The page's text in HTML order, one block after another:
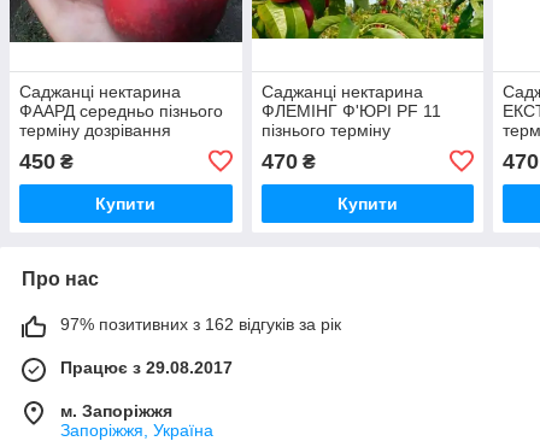
Саджанці нектарина
ФААРД середньо пізнього
терміну дозрівання
450 ₴
Купити
Саджанці нектарина
ФЛЕМІНГ Ф'ЮРІ PF 11
пізнього терміну
470₴
Купити
470
Про нас
97% позитивних з 162 відгуків за рік
Працює з 29.08.2017
м. Запоріжжя
Запоріжжя, Україна